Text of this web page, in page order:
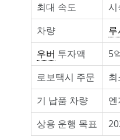
최대 속도
차량
우버 투자액
5
로보택시 주문
기 납품 차량
상용 운행 목표